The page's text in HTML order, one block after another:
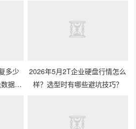
多少
据丢
2026年5月2T企业硬盘行情怎么
样？选型时有哪些避坑技巧？